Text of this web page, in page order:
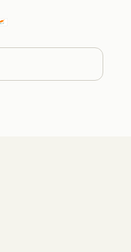
Change country